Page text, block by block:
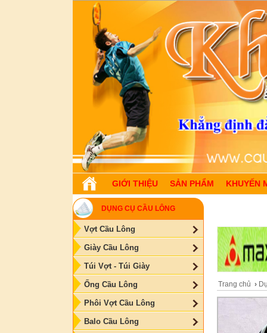
GIỚI THIỆU SẢN PHẨM KHUYẾN
DỤNG CỤ CẦU LÔNG
Vợt Cầu Lông
Giày Cầu Lông
Túi Vợt - Túi Giày
Ống Cầu Lông
Phôi Vợt Cầu Lông
Balo Cầu Lông
Trang chủ ›